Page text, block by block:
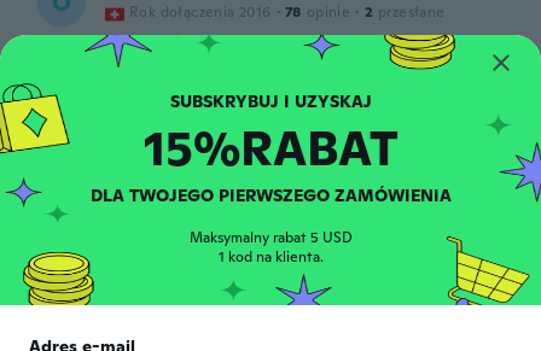
Rok dołączenia 2016 · 78 opinie · 2 przesłane
około 5 roku temu
L Rok dołączenia 2016 70
opinie
około 5 roku temu
Rok dołączenia 2019 · 3 opinie
Reflects well but poor adhesive quality.
około 5 roku temu
15%RABAT
DLA TWOJEGO PIERWSZEGO ZAMÓWIENIA
Maksymalny rabat 5 USD
1 kod na klienta.
Adres e-mail